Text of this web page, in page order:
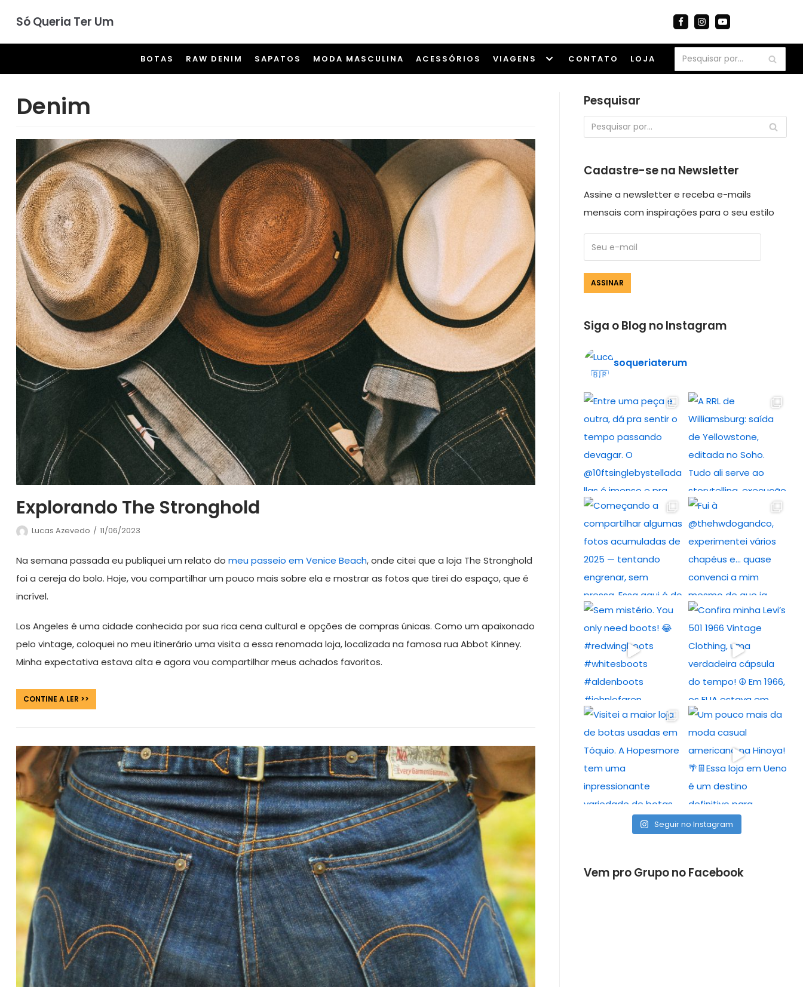
Pular
Só Queria Ter Um
BOTAS RAW DENIM SAPATOS MODA MASCULINA ACESSÓRIOS VIAGENS CONTATO LOJA
Denim
Explorando The Stronghold
Lucas Azevedo 11/06/2023
Na semana passada eu publiquei um relato do meu passeio em Venice Beach, onde citei que a loja The Stronghold
foi a cereja do bolo. Hoje, vou compartilhar um pouco mais sobre ela e mostrar as fotos que tirei do espaço, que é
incrível.
Los Angeles é uma cidade conhecida por sua rica cena cultural e opções de compras únicas. Como um apaixonado
pelo vintage, coloquei no meu itinerário uma visita a essa renomada loja, localizada na famosa rua Abbot Kinney.
Minha expectativa estava alta e agora vou compartilhar meus achados favoritos.
CONTINE A LER >>
Pesquisar
Cadastre-se na Newsletter
Assine a newsletter e receba e-mails
mensais com inspirações para o seu estilo
Siga o Blog no Instagram
soqueriaterum
Seguir no Instagram
Vem pro Grupo no Facebook